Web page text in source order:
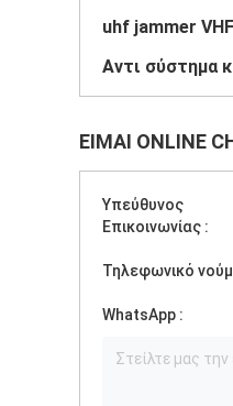
uhf jammer VHF
Αντι σύστημα
ΕΊΜΑΙ ONLINE
Υπεύθυνος
Επικοινωνίας :
Τηλεφωνικό
WhatsApp :